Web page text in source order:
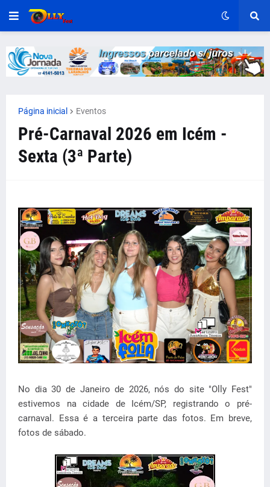
Página inicial Eventos
Pré-Carnaval 2026 em Icém -
Sexta (3ª Parte)
No dia 30 de Janeiro de 2026, nós do site "Olly Fest"
estivemos na cidade de Icém/SP, registrando o pré-
carnaval. Essa é a terceira parte das fotos. Em breve,
fotos de sábado.